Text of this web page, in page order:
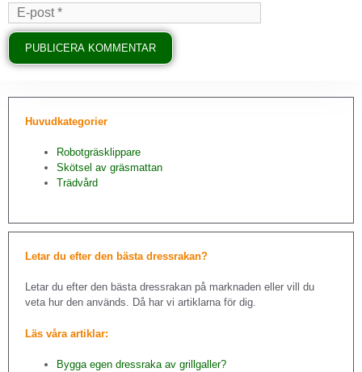
Huvudkategorier
Robotgräsklippare
Skötsel av gräsmattan
Trädvård
Letar du efter den bästa dressrakan?
Letar du efter den bästa dressrakan på marknaden eller vill du
veta hur den används. Då har vi artiklarna för dig.
Läs våra artiklar:
Bygga egen dressraka av grillgaller?